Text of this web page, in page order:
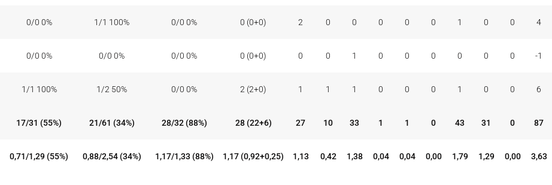
0/0 0% 1/1 100% 0/0 0% 0 (0+0) 2 0 0 0 0 0 1 0 0 4
0/0 0% 0/0 0% 0/0 0% 0 (0+0) 0 0 1 0 0 0 0 0 0 -1
1/1 100% 1/2 50% 0/0 0% 2 (2+0) 1 1 1 0 0 0 1 0 0 6
17/31 (55%) 21/61 (34%) 28/32 (88%) 28 (22+6) 27 10 33 1 1 0 43 31 0 87
0,71/1,29 (55%) 0,88/2,54 (34%) 1,17/1,33 (88%) 1,17 (0,92+0,25) 1,13 0,42 1,38 0,04 0,04 0,00 1,79 1,29 0,00 3,63